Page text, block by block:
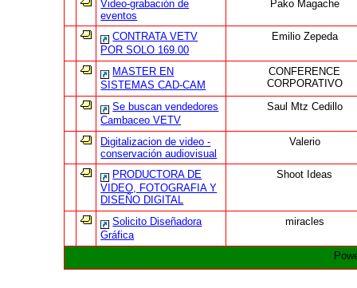
Video-grabación de
eventos
Pako Magache
CONTRATA VETV
POR SOLO 169.00
Emilio Zepeda
MASTER EN
SISTEMAS CAD-CAM
CONFERENCE
CORPORATIVO
Se buscan vendedores
Cambaceo VETV
Saul Mtz Cedillo
Digitalizacion de video -
conservación audiovisual
Valerio
PRODUCTORA DE
VIDEO, FOTOGRAFIA Y
DISEÑO DIGITAL
Shoot Ideas
Solicito Diseñadora
Gráfica
miracles